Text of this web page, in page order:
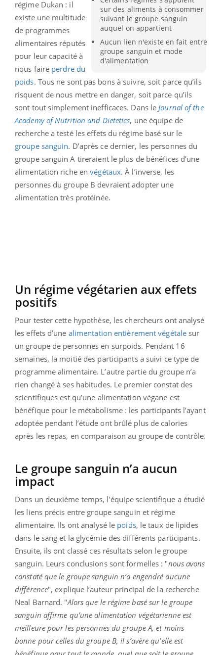
sur des aliments à consommer
suivant le groupe sanguin
auquel on appartient
Aucun lien n'existe en fait entre
groupe sanguin et mode
d'alimentation
régime Dukan : il
existe une multitude
de programmes
alimentaires réputés
pour leur capacité à
nous faire perdre du
poids. Tous ne sont pas bons à suivre, soit parce qu’ils
risquent de nous mettre en danger, soit parce qu’ils
sont tout simplement inefficaces. Dans leJournal of the
Academy of Nutrition and Dietetics, une équipe de
recherche a testé les effets du régime basé sur le
groupe sanguin. D’après ce dernier, les personnes du
groupe sanguin A tireraient le plus de bénéfices d’une
alimentation riche envégétaux. À l’inverse, les
personnes du groupe B devraient adopter une
alimentation très protéinée.
Un régime végétarien aux effets
positifs
Pour tester cette hypothèse, les chercheurs ont analysé
les effets d’une alimentation entièrement végétale sur
un groupe de personnes en surpoids. Pendant 16
semaines, la moitié des participants a suivi ce type de
programme alimentaire. L’autre partie du groupe n’a
rien changé à ses habitudes. Le premier constat des
scientifiques est qu’une alimentation végane est
bénéfique pour le métabolisme : les participants l’ayant
adoptée pendant l’étude ont brûlé plus de calories
après les repas, en comparaison au groupe de contrôle.
Le groupe sanguin n’a aucun
impact
Dans un deuxième temps, l’équipe scientifique a étudié
les liens précis entre groupe sanguin et régime
alimentaire. Ils ont analysé le poids, le taux de lipides
dans le sang et la glycémie des différents participants.
Ensuite, ils ont classé ces résultats selon le groupe
sanguin. Leurs conclusions sont formelles : "nous avons
constaté que le groupe sanguin n’a engendré aucune
différence", explique l’auteur principal de la recherche
Neal Barnard. "Alors que le régime basé sur le groupe
sanguin affirme qu’une alimentation végétarienne est
meilleure pour les personnes du groupe A, et moins
bonne pour celles du groupe B, il s’avère qu’elle est